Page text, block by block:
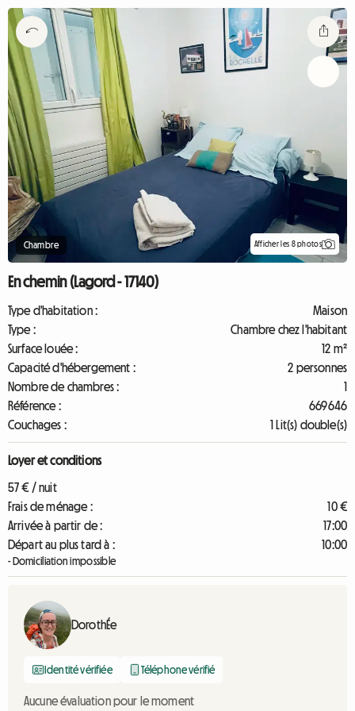
Chambre Afficher les 8 photos
En chemin (Lagord - 17140)
Type d'habitation :
Maison
Type :
Chambre chez l'habitant
Surface louée :
12 m²
Capacité d'hébergement :
2 personnes
Nombre de chambres :
1
Référence :
669646
Couchages :
1 Lit(s) double(s)
Loyer et conditions
57 € / nuit
Frais de ménage :
10 €
Arrivée à partir de :
17:00
Départ au plus tard à :
10:00
- Domiciliation impossible
DorothÉe
Identité vérifiée Téléphone vérifié
Aucune évaluation pour le moment